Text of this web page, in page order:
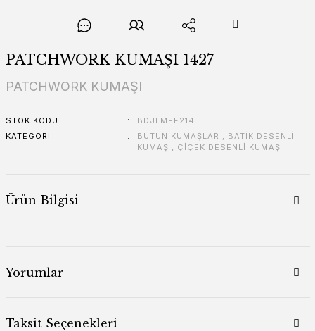
PATCHWORK KUMAŞI 1427
PATCHWORK KUMAŞI
STOK KODU
BDJLMEF214
KATEGORI
BÜTÜN KUMAŞLAR , BATİK DESENLİ
KUMAŞ , ÇİÇEK DESENLİ KUMAŞ
Ürün Bilgisi
Yorumlar
Taksit Seçenekleri